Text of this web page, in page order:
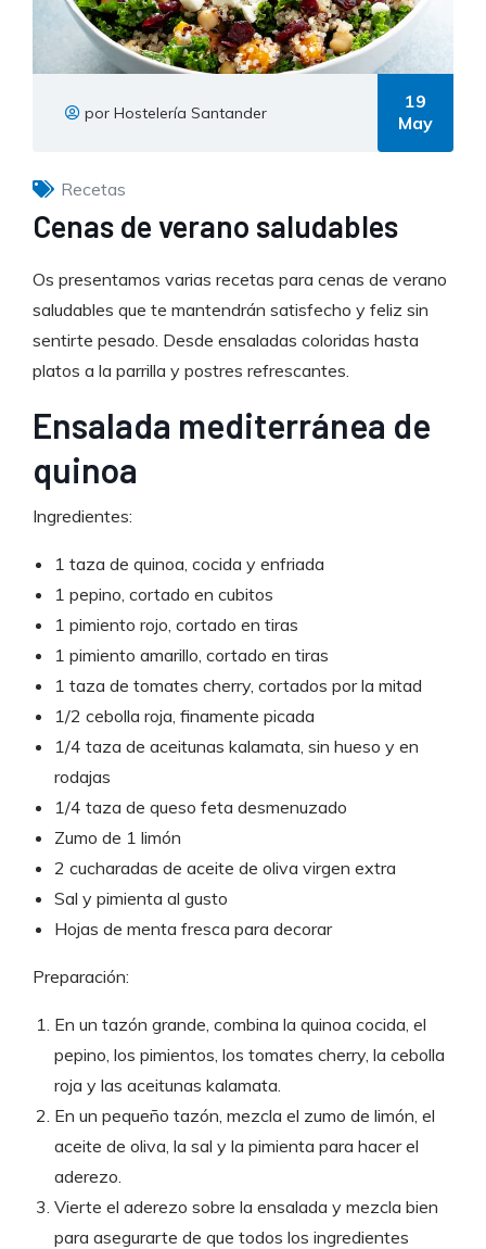
por Hostelería Santander
19
May
Recetas
Cenas de verano saludables
Os presentamos varias recetas para cenas de verano
saludables que te mantendrán satisfecho y feliz sin
sentirte pesado. Desde ensaladas coloridas hasta
platos a la parrilla y postres refrescantes.
Ensalada mediterránea de
quinoa
Ingredientes:
1 taza de quinoa, cocida y enfriada
1 pepino, cortado en cubitos
1 pimiento rojo, cortado en tiras
1 pimiento amarillo, cortado en tiras
1 taza de tomates cherry, cortados por la mitad
1/2 cebolla roja, finamente picada
1/4 taza de aceitunas kalamata, sin hueso y en
rodajas
1/4 taza de queso feta desmenuzado
Zumo de 1 limón
2 cucharadas de aceite de oliva virgen extra
Sal y pimienta al gusto
Hojas de menta fresca para decorar
Preparación:
En un tazón grande, combina la quinoa cocida, el
pepino, los pimientos, los tomates cherry, la cebolla
roja y las aceitunas kalamata.
En un pequeño tazón, mezcla el zumo de limón, el
aceite de oliva, la sal y la pimienta para hacer el
aderezo.
Vierte el aderezo sobre la ensalada y mezcla bien
para asegurarte de que todos los ingredientes